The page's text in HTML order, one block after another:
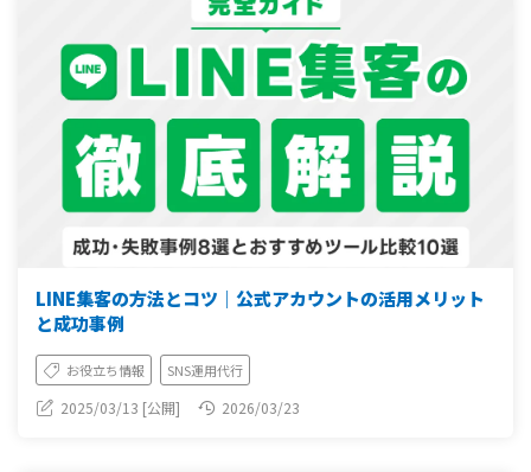
LINE集客の方法とコツ｜公式アカウントの活用メリット
と成功事例
お役立ち情報 SNS運用代行
2025/03/13 [公開] 2026/03/23